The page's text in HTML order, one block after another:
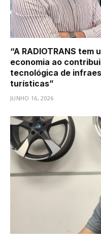
“A RADIOTRANS
economia ao
tecnológica de
turísticas”
JUNHO 16, 2026